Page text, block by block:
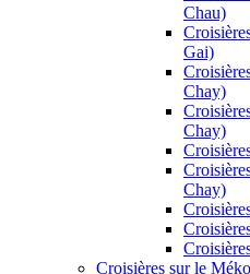
Chau)
Gai)
Chay)
Chay)
Chay)
Croisières sur le